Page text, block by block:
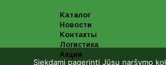
Kаталог
Новости
Kонтакты
Логистика
Акции
Siekdami pagerinti Jūsų naršymo